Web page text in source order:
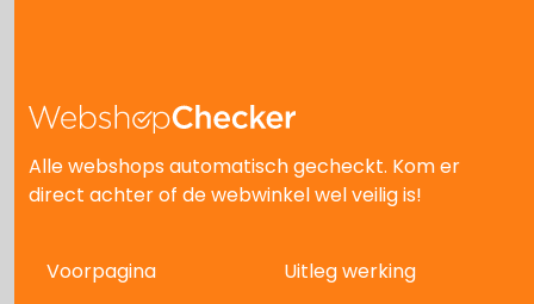
Alle webshops automatisch gecheckt. Kom er
direct achter of de webwinkel wel veilig is!
Voorpagina
Uitleg werking